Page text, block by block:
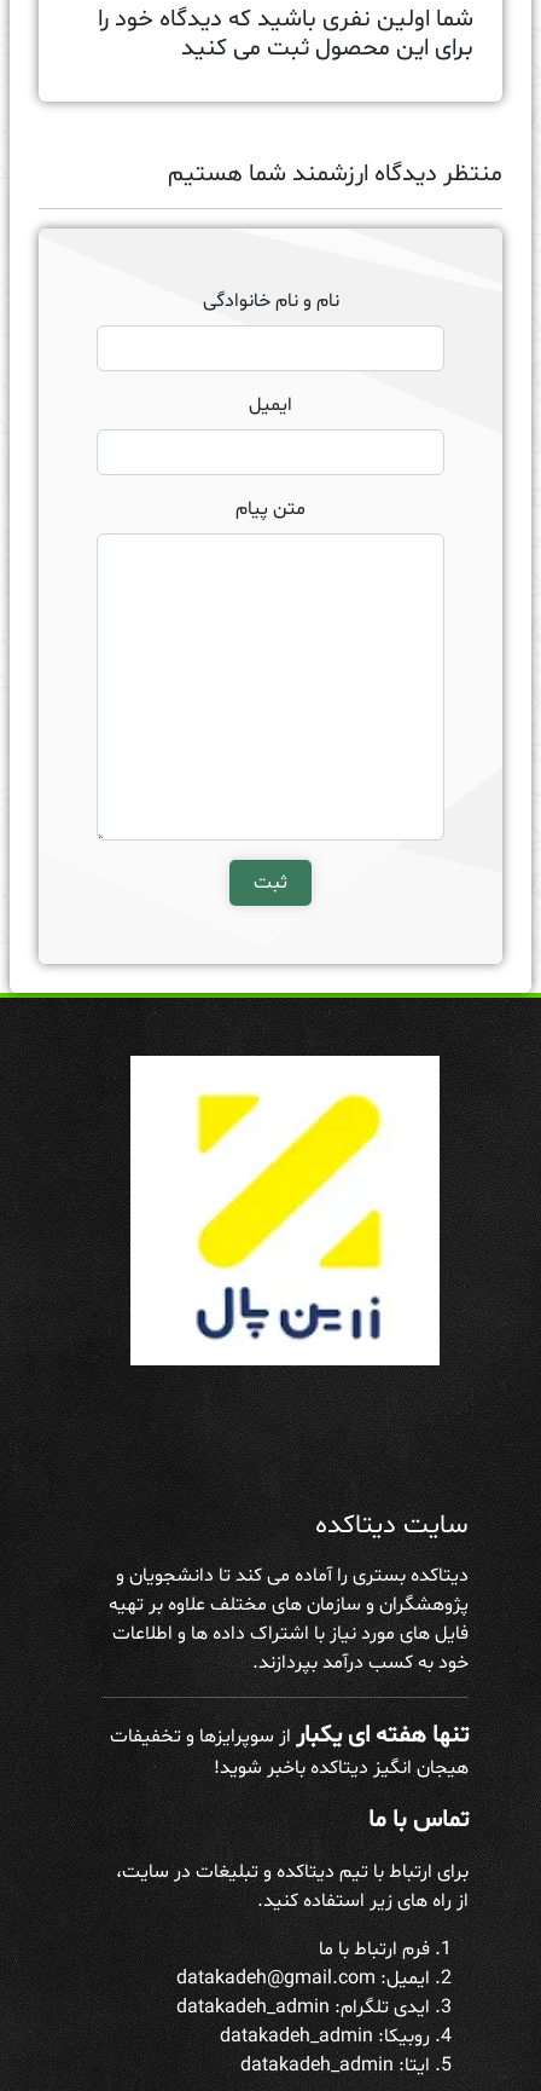
شما اولین نفری باشید که دیدگاه خود را
برای این محصول ثبت می کنید
منتظر دیدگاه ارزشمند شما هستیم
نام و نام خانوادگی
ایمیل
متن پیام
ثبت
سایت دیتاکده
دیتاکده بستری را آماده می کند تا دانشجویان و
پژوهشگران و سازمان های مختلف علاوه بر تهیه
فایل های مورد نیاز با اشتراک داده ها و اطلاعات
خود به کسب درآمد بپردازند.
تنها هفته ای یکباراز سوپرایزها و تخفیفات
هیجان انگیز دیتاکده باخبر شوید!
تماس با ما
برای ارتباط با تیم دیتاکده و تبلیغات در سایت،
از راه های زیر استفاده کنید.
فرم ارتباط با ما
ایمیل: datakadeh@gmail.com
ایدی تلگرام:datakadeh_admin
روبیکا: datakadeh_admin
ایتا: datakadeh_admin